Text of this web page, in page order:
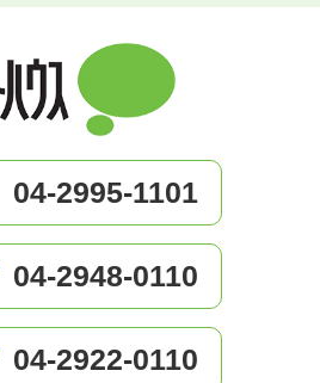
04-2995-1101
04-2948-0110
04-2922-0110